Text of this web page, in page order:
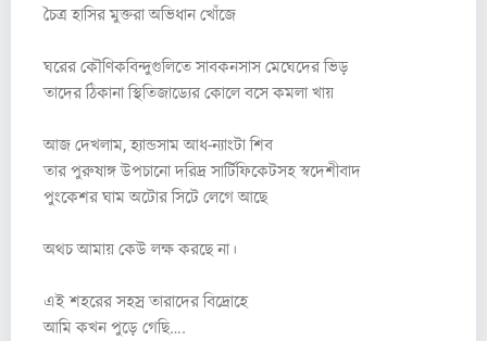
চৈত্র হাসির মুক্তরা অভিধান খোঁজে
ঘরের কৌণিকবিন্দুগুলিতে সাবকনসাস মেঘেদের ভিড়
তাদের ঠিকানা স্থিতিজাড্যের কোলে বসে কমলা খায়
আজ দেখলাম, হ্যান্ডসাম আধ-ন্যাংটা শিব
তার পুরুষাঙ্গ উপচানো দরিদ্র সার্টিফিকেটসহ স্বদেশীবাদ
পুংকেশর ঘাম অটোর সিটে লেগে আছে
অথচ আমায় কেউ লক্ষ করছে না।
এই শহরের সহস্র তারাদের বিদ্রোহে
আমি কখন পুড়ে গেছি….